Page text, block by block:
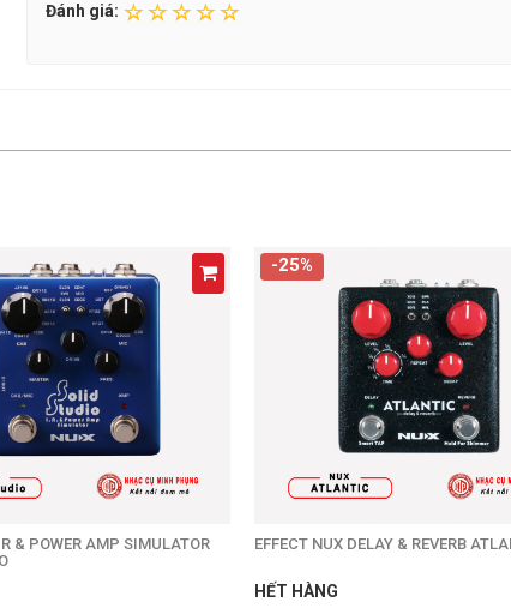
Đánh giá:
& POWER AMP SIMULATOR
-25%
EFFECT NUX DELAY & REVERB
HẾT HÀNG